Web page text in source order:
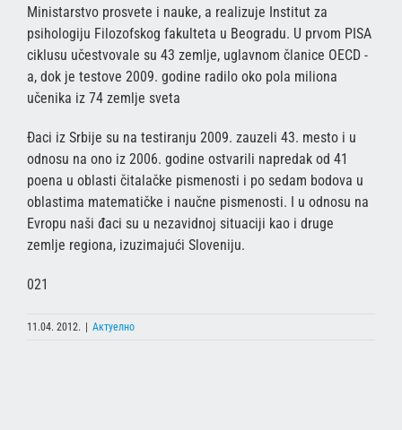
Ministarstvo prosvete i nauke, a realizuje Institut za
psihologiju Filozofskog fakulteta u Beogradu. U prvom PISA
ciklusu učestvovale su 43 zemlje, uglavnom članice OECD -
a, dok je testove 2009. godine radilo oko pola miliona
učenika iz 74 zemlje sveta
Đaci iz Srbije su na testiranju 2009. zauzeli 43. mesto i u
odnosu na ono iz 2006. godine ostvarili napredak od 41
poena u oblasti čitalačke pismenosti i po sedam bodova u
oblastima matematičke i naučne pismenosti. I u odnosu na
Evropu naši đaci su u nezavidnoj situaciji kao i druge
zemlje regiona, izuzimajući Sloveniju.
021
11.04. 2012. | Актуелно